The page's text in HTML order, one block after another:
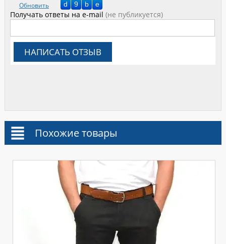
Обновить
Получать ответы на e-mail (не публикуется)
НАПИСАТЬ ОТЗЫВ
Похожие товары